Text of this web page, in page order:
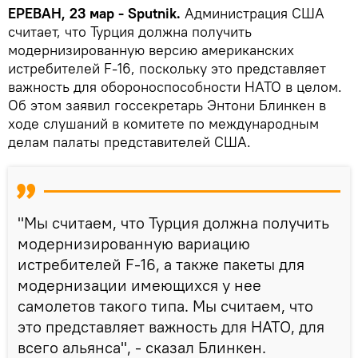
ЕРЕВАН, 23 мар - Sputnik. Администрация США
считает, что Турция должна получить
модернизированную версию американских
истребителей F-16, поскольку это представляет
важность для обороноспособности НАТО в целом.
Об этом заявил госсекретарь Энтони Блинкен в
ходе слушаний в комитете по международным
делам палаты представителей США.
"Мы считаем, что Турция должна получить
модернизированную вариацию
истребителей F-16, а также пакеты для
модернизации имеющихся у нее
самолетов такого типа. Мы считаем, что
это представляет важность для НАТО, для
всего альянса", - сказал Блинкен.